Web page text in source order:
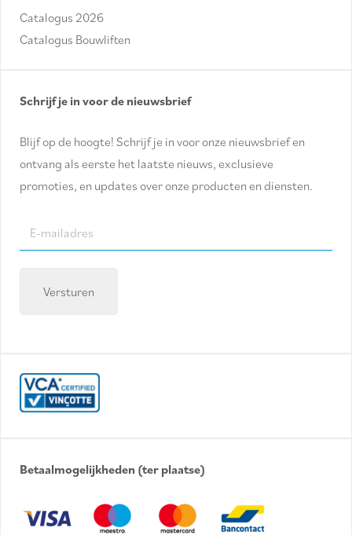
Catalogus 2026
Catalogus Bouwliften
Schrijf je in voor de nieuwsbrief
Blijf op de hoogte! Schrijf je in voor onze nieuwsbrief en
ontvang als eerste het laatste nieuws, exclusieve
promoties, en updates over onze producten en diensten.
mailadres
Betaalmogelijkheden (ter plaatse)